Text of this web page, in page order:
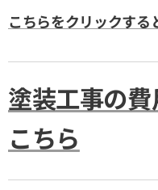
こちらをクリックする
塗装工事の
こちら